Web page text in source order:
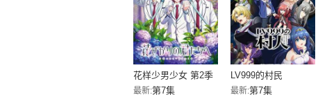
花样少男少女 第2季
最新:第7集
LV999的村民
最新:第7集